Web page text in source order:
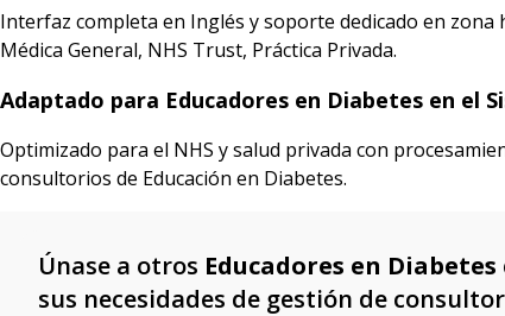
Interfaz completa en Inglés y soporte dedicado en
Médica General, NHS Trust, Práctica Privada.
Adaptado para Educadores en Diabetes en el
Optimizado para el NHS y salud privada con
consultorios de Educación en Diabetes.
Únase a otros Educadores en Diabetes
sus necesidades de gestión de